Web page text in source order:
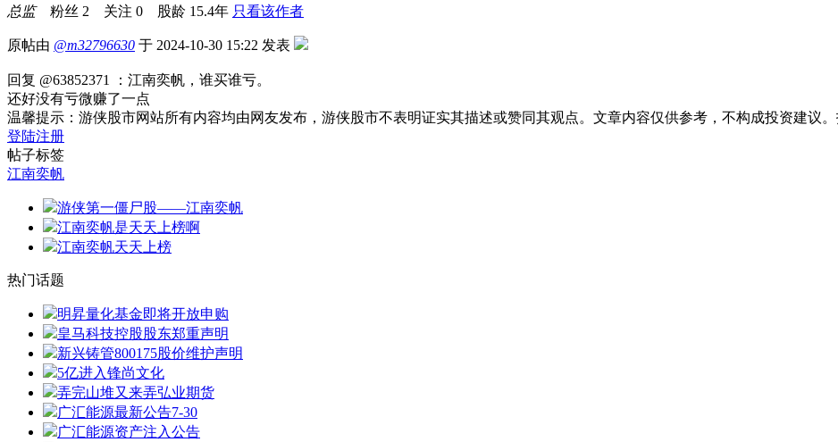
总监粉丝 2 关注 0 股龄 15.4年 只看该作者
原帖由 @m32796630 于 2024-10-30 15:22 发表
回复 @63852371 ：江南奕帆，谁买谁亏。
还好没有亏微赚了一点
温馨提示：游侠股市网站所有内容均由网友发布，游侠股市不表明证实其描述或赞同其观点。文章内容仅供参考，不构成投资建议。
登陆注册
帖子标签
江南奕帆
游侠第一僵尸股——江南奕帆
江南奕帆是天天上榜啊
江南奕帆天天上榜
热门话题
明昇量化基金即将开放申购
皇马科技控股股东郑重声明
新兴铸管800175股价维护声明
5亿进入锋尚文化
弄完山堆又来弄弘业期货
广汇能源最新公告7-30
广汇能源资产注入公告